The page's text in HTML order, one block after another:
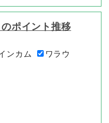
ポイント推移
ンカム ワラウ